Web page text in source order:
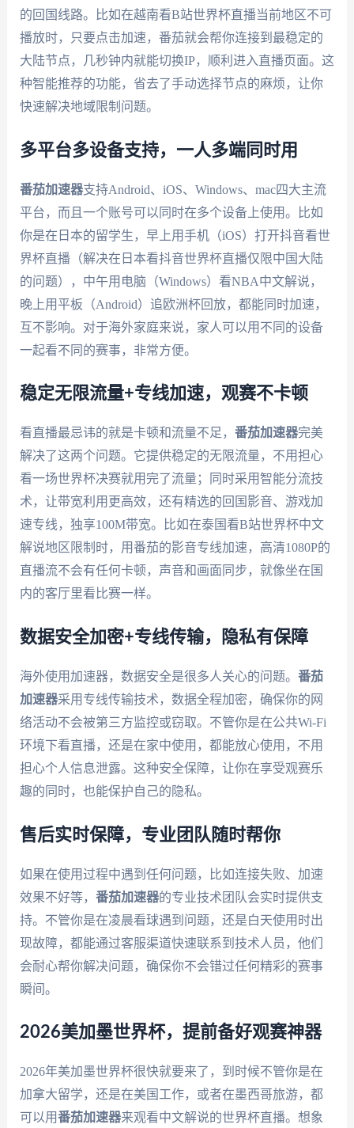
的回国线路。比如在越南看B站世界杯直播当前地区不可
播放时，只要点击加速，番茄就会帮你连接到最稳定的
大陆节点，几秒钟内就能切换IP，顺利进入直播页面。这
种智能推荐的功能，省去了手动选择节点的麻烦，让你
快速解决地域限制问题。
多平台多设备支持，一人多端同时用
番茄加速器支持Android、iOS、Windows、mac四大主流
平台，而且一个账号可以同时在多个设备上使用。比如
你是在日本的留学生，早上用手机（iOS）打开抖音看世
界杯直播（解决在日本看抖音世界杯直播仅限中国大陆
的问题），中午用电脑（Windows）看NBA中文解说，
晚上用平板（Android）追欧洲杯回放，都能同时加速，
互不影响。对于海外家庭来说，家人可以用不同的设备
一起看不同的赛事，非常方便。
稳定无限流量+专线加速，观赛不卡顿
看直播最忌讳的就是卡顿和流量不足， 番茄加速器完美
解决了这两个问题。它提供稳定的无限流量，不用担心
看一场世界杯决赛就用完了流量；同时采用智能分流技
术，让带宽利用更高效，还有精选的回国影音、游戏加
速专线，独享100M带宽。比如在泰国看B站世界杯中文
解说地区限制时，用番茄的影音专线加速，高清1080P的
直播流不会有任何卡顿，声音和画面同步，就像坐在国
内的客厅里看比赛一样。
数据安全加密+专线传输，隐私有保障
海外使用加速器，数据安全是很多人关心的问题。 番茄
加速器采用专线传输技术，数据全程加密，确保你的网
络活动不会被第三方监控或窃取。不管你是在公共Wi-Fi
环境下看直播，还是在家中使用，都能放心使用，不用
担心个人信息泄露。这种安全保障，让你在享受观赛乐
趣的同时，也能保护自己的隐私。
售后实时保障，专业团队随时帮你
如果在使用过程中遇到任何问题，比如连接失败、加速
效果不好等， 番茄加速器的专业技术团队会实时提供支
持。不管你是在凌晨看球遇到问题，还是白天使用时出
现故障，都能通过客服渠道快速联系到技术人员，他们
会耐心帮你解决问题，确保你不会错过任何精彩的赛事
瞬间。
2026美加墨世界杯，提前备好观赛神器
2026年美加墨世界杯很快就要来了，到时候不管你是在
加拿大留学，还是在美国工作，或者在墨西哥旅游，都
可以用番茄加速器来观看中文解说的世界杯直播。想象